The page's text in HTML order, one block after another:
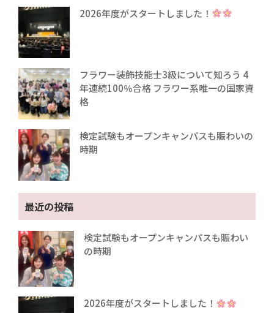
2026年度がスタートしました！
フラワー装飾技能士3級について知ろう 4
年連続100％合格 フラワー系唯一の国家資
格
検定試験もオープンキャンパスも賑わいの
時期
最近の投稿
検定試験もオープンキャンパスも賑わい
の時期
2026年度がスタートしました！